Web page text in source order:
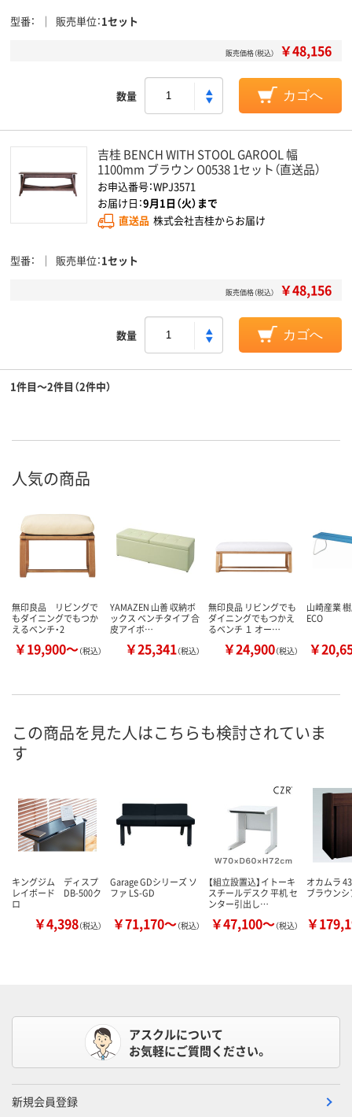
型番 販売単位 1セット
販売価格（税込） ￥48,156
数量 カゴへ
吉桂 BENCH WITH STOOL GAROOL 幅
1100mm ブラウン O0538 1セット（直送品）
お申込番号：WPJ3571
お届け日：9月1日（火）まで
直送品 株式会社吉桂からお届け
型番 販売単位 1セット
販売価格（税込） ￥48,156
数量 カゴへ
1件目～2件目（2件中）
人気の商品
無印良品 リビングで
もダイニングでもつか
えるベンチ・2
￥19,900～（税込）
YAMAZEN 山善 収納ボ
ックス ベンチタイプ 合
皮アイボ…
￥25,341（税込）
無印良品 リビングでも
ダイニングでもつかえ
るベンチ １ オー…
￥24,900（税込）
山崎産業
ECO
￥
この商品を見た人はこちらも検討されていま
す
キングジム ディスプ
レイボード DB-500ク
ロ
￥4,398（税込）
Garage GDシリーズ ソ
ファ LS-GD
￥71,170～（税込）
【組立設置込】イトーキ
スチールデスク 平机 セ
ンター引出し…
￥47,100～（税込）
オカムラ
ブラウン
￥
アスクルについて
お気軽にご質問ください。
新規会員登録